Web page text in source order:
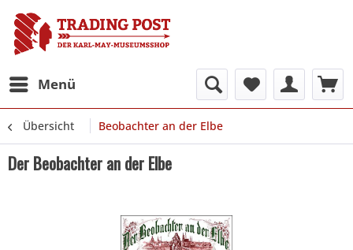
Menü
Übersicht Beobachter an der Elbe
Der Beobachter an der Elbe